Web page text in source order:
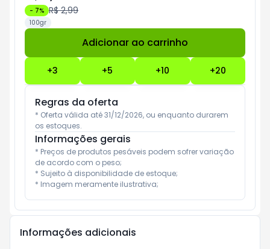
- 7% R$ 2,99
100gr
Adicionar ao carrinho
+3 +5 +10 +20
Regras da oferta
* Oferta válida até 31/12/2026, ou enquanto durarem
os estoques.
Informações gerais
* Preços de produtos pesáveis podem sofrer variação
de acordo com o peso;
* Sujeito à disponibilidade de estoque;
* Imagem meramente ilustrativa;
Informações adicionais